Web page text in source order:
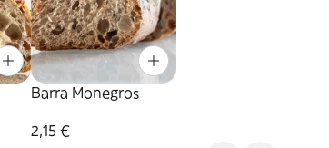
Barra Monegros
2,15 €